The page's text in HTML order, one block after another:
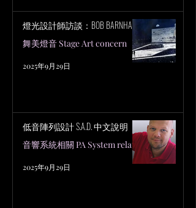
燈光設計師訪談：BOB BARNHART
舞美燈音 Stage Art concern
2025年9月29日
低音陣列設計 S.A.D. 中文說明
音響系統相關 PA System related
2025年9月29日